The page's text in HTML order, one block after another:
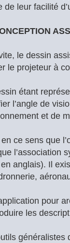
de leur facilité
le dessin
le projeteur à
étant
l’angle de
et de
en ce sens que
l’association
anglais). Il
pour
les
généralistes